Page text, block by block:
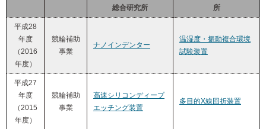
総合研究所
所
平成28
年度
（2016
年度）
競輪補助
事業
ナノインデンター
温湿度・振動複合環境
試験装置
平成27
年度
（2015
年度）
競輪補助
事業
高速シリコンディープ
エッチング装置
多目的X線回折装置